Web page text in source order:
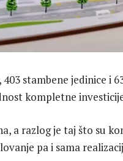
stambene jedinice i
kompletne
a razlog je taj što su
pa i sama